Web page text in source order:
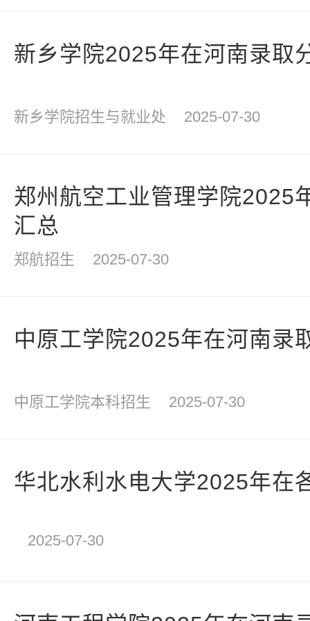
新乡学院2025年在河南录取
新乡学院招生与就业处 2025-07-30
郑州航空工业管理学院2025
汇总
郑航招生 2025-07-30
中原工学院2025年在河南录
中原工学院本科招生 2025-07-30
华北水利水电大学2025年在
2025-07-30